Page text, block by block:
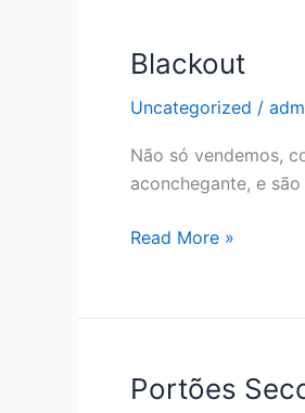
Blackout
Uncategorized /
Não só vendemos,
aconchegante, e
Blackout
Read More »
Portões